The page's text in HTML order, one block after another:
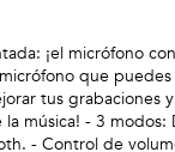
¡el micrófono
que
tus grabaciones
música! - 3
- Control de